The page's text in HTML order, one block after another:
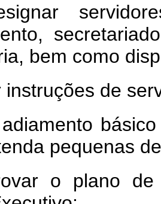
bem como
instruções de
pequenas
o plano de